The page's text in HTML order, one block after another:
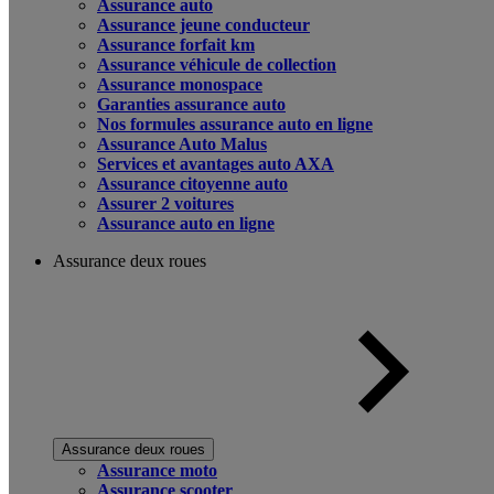
Assurance auto
Assurance jeune conducteur
Assurance forfait km
Assurance véhicule de collection
Assurance monospace
Garanties assurance auto
Nos formules assurance auto en ligne
Assurance Auto Malus
Services et avantages auto AXA
Assurance citoyenne auto
Assurer 2 voitures
Assurance auto en ligne
Assurance deux roues
Assurance deux roues
Assurance moto
Assurance scooter